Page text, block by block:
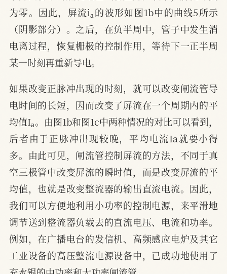
为零。因此，屏流ia的波形如图1b中的曲线5所示
（阴影部分）。之后，在负半周中，管子中发生消
电离过程，恢复栅极的控制作用，等待下一正半周
某一时刻再重新导电。
如果改变正脉冲出现的时刻，就可以改变闸流管导
电时间的长短，因而改变了屏流在一个周期内的平
均值Ia。由图1b和图1c中两种情况的对比可以看到，
后者由于正脉冲出现较晚，平均电流Ia就要小得
多。由此可见，闸流管控制屏流的方法，不同于真
空三极管中改变屏流的瞬时值，而是改变屏流的平
均值，也就是改变整流器的输出直流电流。因此，
我们可以方便地利用小功率的控制电源，来平滑地
调节送到整流器负载去的直流电压、电流和功率。
例如，在广播电台的发信机、高频感应电炉及其它
工业设备的高压整流电源设备中，已成功地使用了